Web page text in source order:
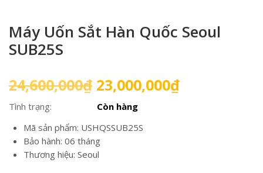
Máy Uốn Sắt Hàn Quốc Seoul
SUB25S
24,600,000₫ Giá
gốc
là:
24,600,000₫.
23,000,000₫Giá
Tình trạng:
Còn hàng
Mã sản phẩm: USHQSSUB25S
Bảo hành: 06 tháng
Thương hiệu: Seoul